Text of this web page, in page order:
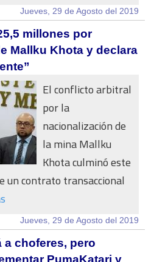
Jueves, 29 de Agosto del 2019
millones por
Mallku Khota y declara
El conflicto arbitral
por la
nacionalización de
la mina Mallku
Khota culminó este
un contrato transaccional
Jueves, 29 de Agosto del 2019
a choferes, pero
PumaKatari y